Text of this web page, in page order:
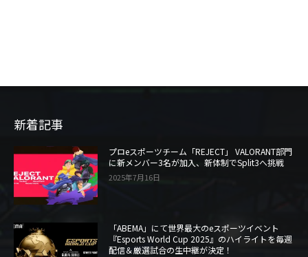
新着記事
プロeスポーツチーム「REJECT」 VALORANT部門
に新メンバー3名が加入、新体制でSplit3へ挑戦
2025年7月16日
「ABEMA」にて世界最大のeスポーツイベント
『Esports World Cup 2025』のハイライトを毎週
配信＆厳選試合の生中継が決定！